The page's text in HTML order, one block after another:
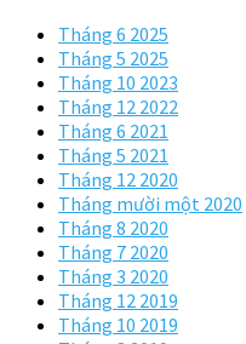
Tháng 6 2025
Tháng 5 2025
Tháng 10 2023
Tháng 12 2022
Tháng 6 2021
Tháng 5 2021
Tháng 12 2020
Tháng mười một 2020
Tháng 8 2020
Tháng 7 2020
Tháng 3 2020
Tháng 12 2019
Tháng 10 2019